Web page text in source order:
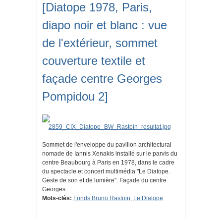
[Diatope 1978, Paris,
diapo noir et blanc : vue
de l'extérieur, sommet
couverture textile et
façade centre Georges
Pompidou 2]
Sommet de l'enveloppe du pavillon architectural
nomade de Iannis Xenakis installé sur le parvis du
centre Beaubourg à Paris en 1978, dans le cadre
du spectacle et concert multimédia "Le Diatope.
Geste de son et de lumière". Façade du centre
Georges…
Mots-clés: Fonds Bruno Rastoin, Le Diatope